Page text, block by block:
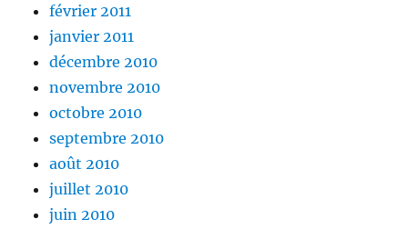
février 2011
janvier 2011
décembre 2010
novembre 2010
octobre 2010
septembre 2010
août 2010
juillet 2010
juin 2010